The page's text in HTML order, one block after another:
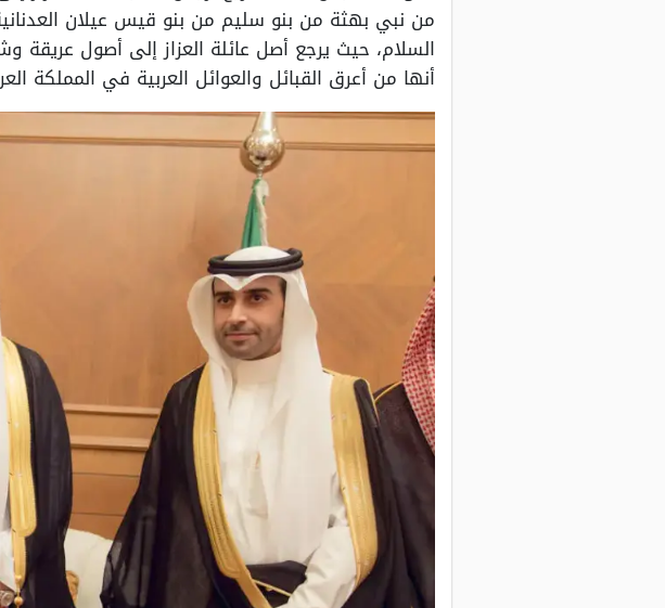
من نبي بهثة من بنو سليم من بنو قيس عيلان
السلام، حيث يرجع أصل عائلة العزاز إلى أصول
أنها من أعرق القبائل والعوائل العربية في المملكة